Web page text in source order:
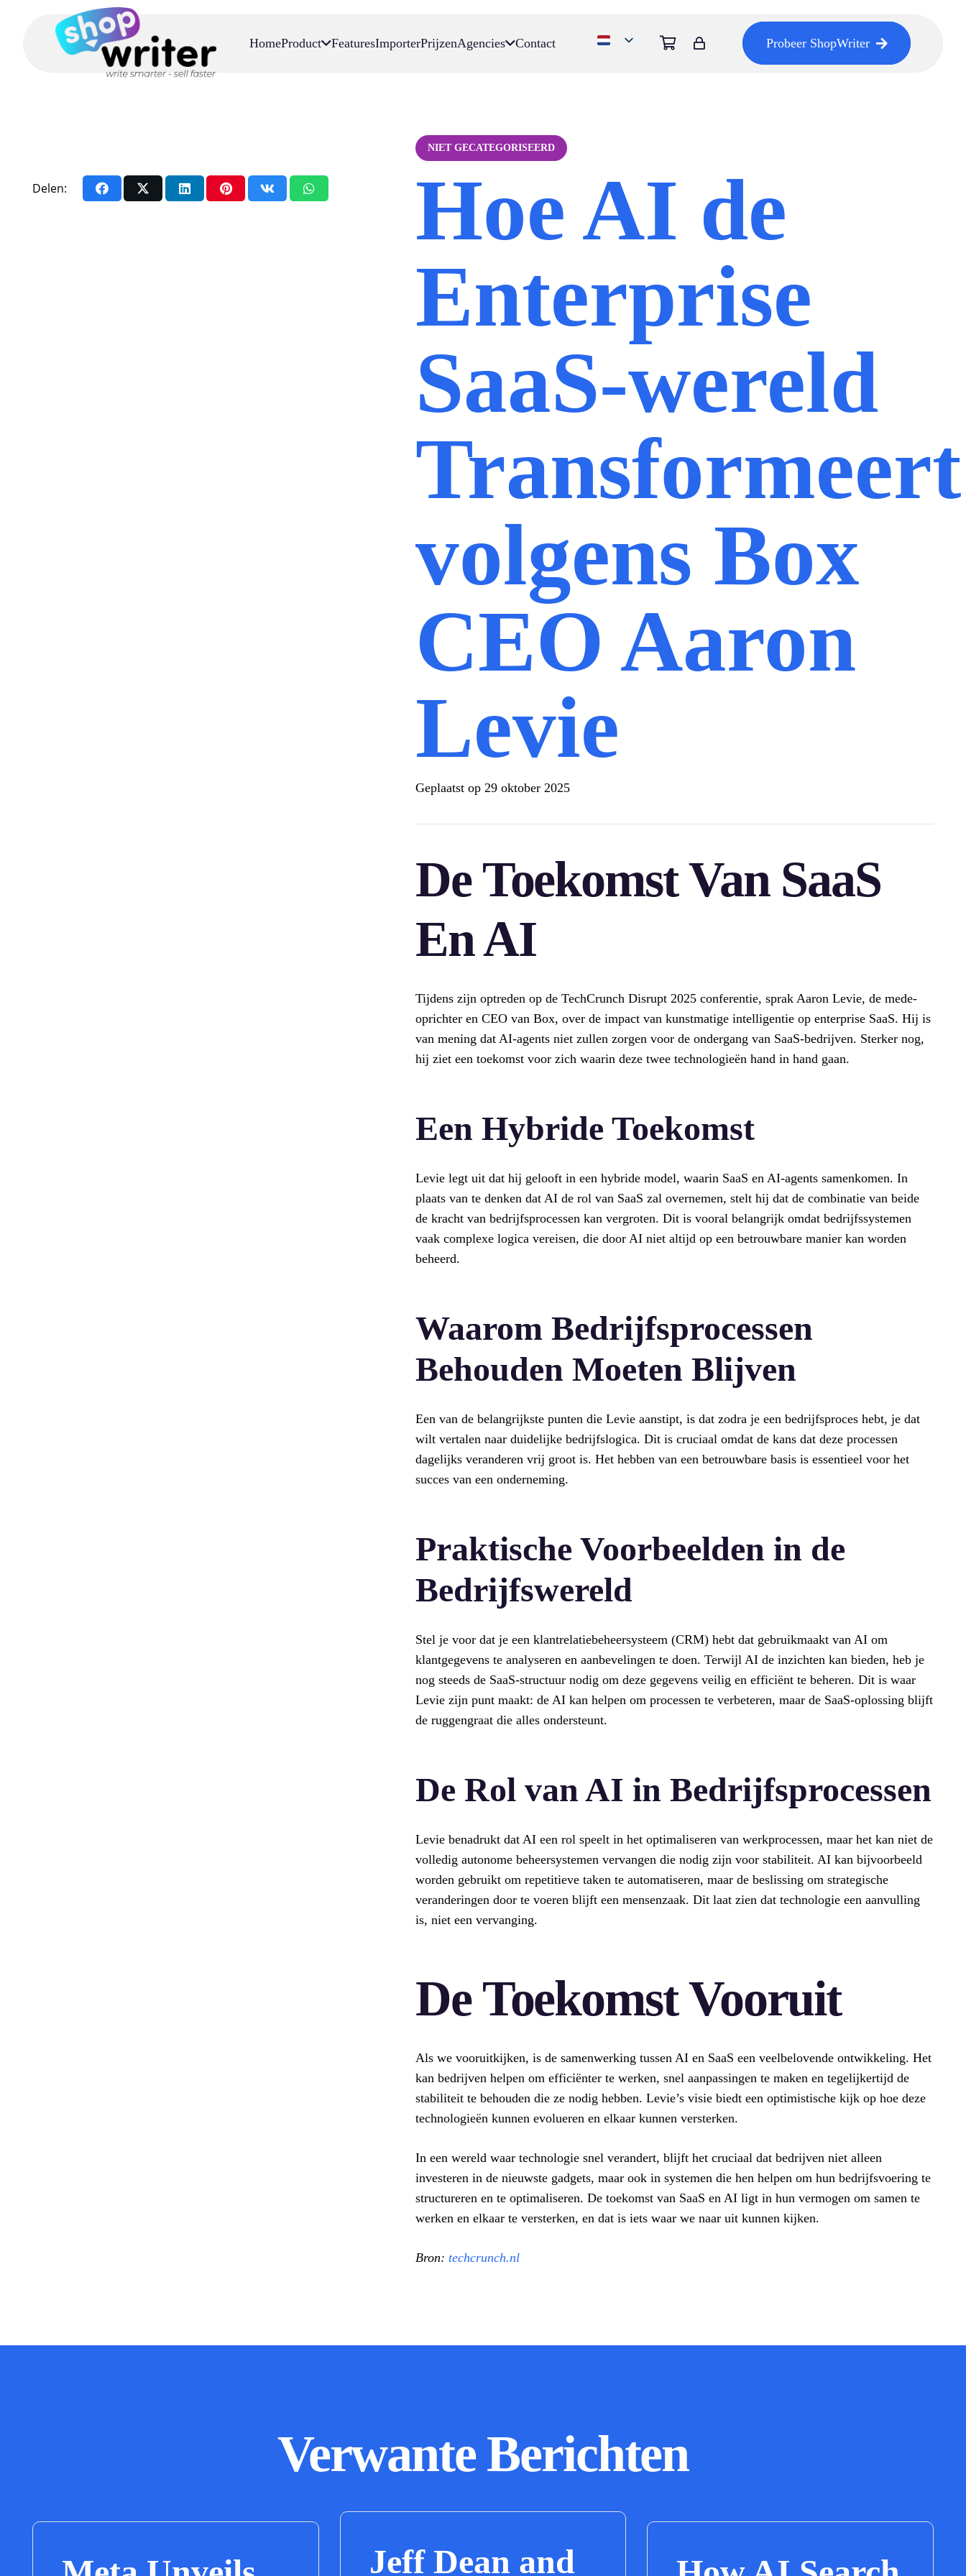
HomeProduct FeaturesImporterPrijzenAgencies Contact Probeer ShopWriter
Delen:
NIET GECATEGORISEERD
Hoe AI de
Enterprise
SaaS-wereld
Transformeert
volgens Box
CEO Aaron
Levie
Geplaatst op 29 oktober 2025
De Toekomst Van SaaS
En AI
Tijdens zijn optreden op de TechCrunch Disrupt 2025 conferentie, sprak Aaron Levie, de mede-
oprichter en CEO van Box, over de impact van kunstmatige intelligentie op enterprise SaaS. Hij is
van mening dat AI-agents niet zullen zorgen voor de ondergang van SaaS-bedrijven. Sterker nog,
hij ziet een toekomst voor zich waarin deze twee technologieën hand in hand gaan.
Een Hybride Toekomst
Levie legt uit dat hij gelooft in een hybride model, waarin SaaS en AI-agents samenkomen. In
plaats van te denken dat AI de rol van SaaS zal overnemen, stelt hij dat de combinatie van beide
de kracht van bedrijfsprocessen kan vergroten. Dit is vooral belangrijk omdat bedrijfssystemen
vaak complexe logica vereisen, die door AI niet altijd op een betrouwbare manier kan worden
beheerd.
Waarom Bedrijfsprocessen
Behouden Moeten Blijven
Een van de belangrijkste punten die Levie aanstipt, is dat zodra je een bedrijfsproces hebt, je dat
wilt vertalen naar duidelijke bedrijfslogica. Dit is cruciaal omdat de kans dat deze processen
dagelijks veranderen vrij groot is. Het hebben van een betrouwbare basis is essentieel voor het
succes van een onderneming.
Praktische Voorbeelden in de
Bedrijfswereld
Stel je voor dat je een klantrelatiebeheersysteem (CRM) hebt dat gebruikmaakt van AI om
klantgegevens te analyseren en aanbevelingen te doen. Terwijl AI de inzichten kan bieden, heb je
nog steeds de SaaS-structuur nodig om deze gegevens veilig en efficiënt te beheren. Dit is waar
Levie zijn punt maakt: de AI kan helpen om processen te verbeteren, maar de SaaS-oplossing blijft
de ruggengraat die alles ondersteunt.
De Rol van AI in Bedrijfsprocessen
Levie benadrukt dat AI een rol speelt in het optimaliseren van werkprocessen, maar het kan niet de
volledig autonome beheersystemen vervangen die nodig zijn voor stabiliteit. AI kan bijvoorbeeld
worden gebruikt om repetitieve taken te automatiseren, maar de beslissing om strategische
veranderingen door te voeren blijft een mensenzaak. Dit laat zien dat technologie een aanvulling
is, niet een vervanging.
De Toekomst Vooruit
Als we vooruitkijken, is de samenwerking tussen AI en SaaS een veelbelovende ontwikkeling. Het
kan bedrijven helpen om efficiënter te werken, snel aanpassingen te maken en tegelijkertijd de
stabiliteit te behouden die ze nodig hebben. Levie’s visie biedt een optimistische kijk op hoe deze
technologieën kunnen evolueren en elkaar kunnen versterken.
In een wereld waar technologie snel verandert, blijft het cruciaal dat bedrijven niet alleen
investeren in de nieuwste gadgets, maar ook in systemen die hen helpen om hun bedrijfsvoering te
structureren en te optimaliseren. De toekomst van SaaS en AI ligt in hun vermogen om samen te
werken en elkaar te versterken, en dat is iets waar we naar uit kunnen kijken.
Bron: techcrunch.nl
Verwante Berichten
Jeff Dean and